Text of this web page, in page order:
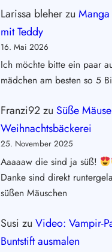
Larissa bleherzu
mit Teddy
16. Mai 2026
Ich möchte bitte ein paar
mädchen am besten so 5
Franzi92zu Süße Mäuse
Weihnachtsbäckerei
25. November 2025
Aaaaaw die sind ja süß!
Danke sind direkt
süßen Mäuschen
Susi zu Video: Vampir-
Buntstift ausmalen